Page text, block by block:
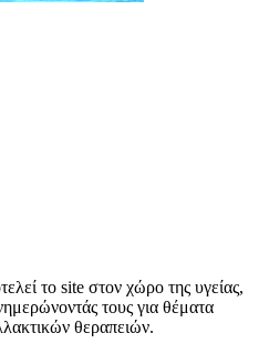
το site στον χώρο της υγείας,
τους για θέματα
θεραπειών.